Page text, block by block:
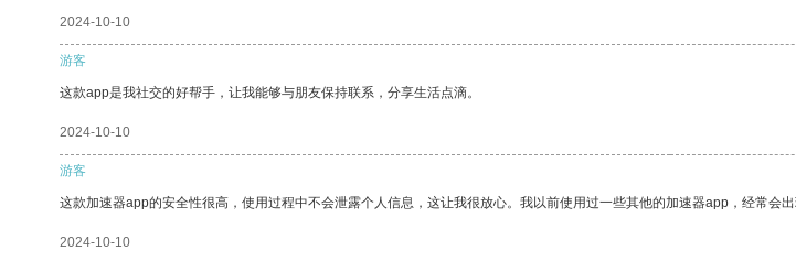
2024-10-10
游客
这款app是我社交的好帮手，让我能够与朋友保持联系，分享生活点滴。
2024-10-10
游客
这款加速器app的安全性很高，使用过程中不会泄露个人信息，这让我很放心。我以前使用过一些其他的加速器app，经常会
2024-10-10